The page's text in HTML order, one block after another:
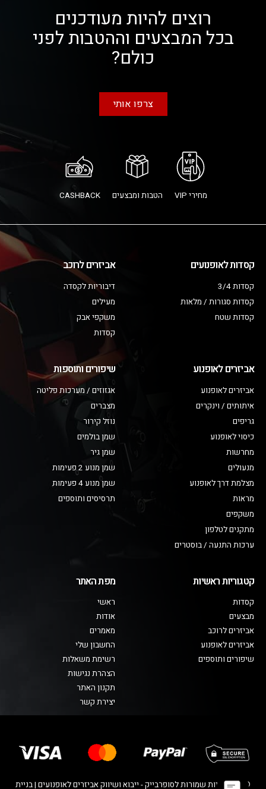
רוצים להיות מעודכנים
בכל המבצעים וההטבות לפני
כולם?
צרפו אותי
מחירי VIP הטבות ומבצעים CASHBACK
קסדות לאופנועים
קסדות 3/4
קסדות סגורות / מלאות
קסדות שטח
אביזרים לרוכב
דיבוריות לקסדה
מעילים
משקפי אבק
קסדות
אביזרים לאופנוע
אביזרים לאופנוע
איתותים / וינקרים
גריפים
כיסוי לאופנוע
מחרשות
מנעולים
מצלמת דרך לאופנוע
מראות
משקפים
מתקנים לטלפון
ערכות התנעה / בוסטרים
שיפורים ותוספות
אגזוזים / מערכות פליטה
מצברים
נוזל קירור
שמן בולמים
שמן גיר
שמן מנוע 2 פעימות
שמן מנוע 4 פעימות
תרסיסים ותוספים
קטגוריות ראשיות
קסדות
מבצעים
אביזרים לרוכב
אביזרים לאופנוע
שיפורים ותוספים
מפת האתר
ראשי
אודות
מאמרים
החשבון שלי
רשימת משאלות
הצהרת נגישות
תקנון האתר
יצירת קשר
© כל הזכויות שמורות לסופרבייק - ייבוא ושיווק אביזרים לאופנועים | בניית